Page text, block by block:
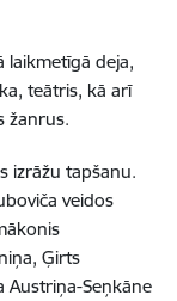
laikmetīgā deja,
teātris, kā arī
žanrus.
izrāžu tapšanu.
veidos
Ģirts
Austriņa-Seņkāne